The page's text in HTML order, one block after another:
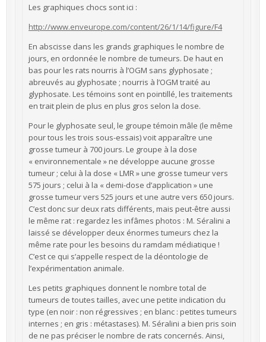
Les graphiques chocs sont ici :
http://www.enveurope.com/content/26/1/14/figure/F4
En abscisse dans les grands graphiques le nombre de
jours, en ordonnée le nombre de tumeurs. De haut en
bas pour les rats nourris à l’OGM sans glyphosate ;
abreuvés au glyphosate ; nourris à l’OGM traité au
glyphosate. Les témoins sont en pointillé, les traitements
en trait plein de plus en plus gros selon la dose.
Pour le glyphosate seul, le groupe témoin mâle (le même
pour tous les trois sous-essais) voit apparaître une
grosse tumeur à 700 jours. Le groupe à la dose
« environnementale » ne développe aucune grosse
tumeur ; celui à la dose « LMR » une grosse tumeur vers
575 jours ; celui à la « demi-dose d’application » une
grosse tumeur vers 525 jours et une autre vers 650 jours.
C’est donc sur deux rats différents, mais peut-être aussi
le même rat : regardez les infâmes photos : M. Séralini a
laissé se développer deux énormes tumeurs chez la
même rate pour les besoins du ramdam médiatique !
C’est ce qui s’appelle respect de la déontologie de
l’expérimentation animale.
Les petits graphiques donnent le nombre total de
tumeurs de toutes tailles, avec une petite indication du
type (en noir : non régressives ; en blanc : petites tumeurs
internes ; en gris : métastases). M. Séralini a bien pris soin
de ne pas préciser le nombre de rats concernés. Ainsi,